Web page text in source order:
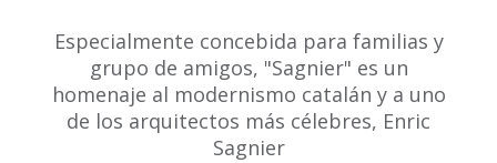
Especialmente concebida para familias y
grupo de amigos, "Sagnier" es un
homenaje al modernismo catalán y a uno
de los arquitectos más célebres, Enric
Sagnier